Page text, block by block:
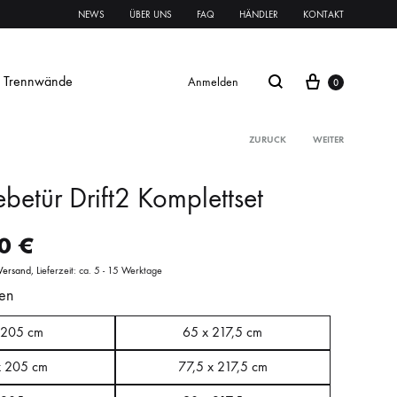
NEWS ÜBER UNS FAQ HÄNDLER KONTAKT
Systeme Griffe Schlösser
Beschläge
ESG
Trennwände Anmelden 0
ZURÜCK WEITER
Drift2 Komplettset
€
Lieferzeit: ca. 5 - 15 Werktage
cm 65 x 217,5 cm
205 cm 77,5 x 217,5 cm